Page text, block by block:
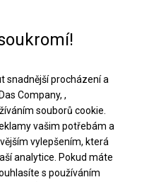
snadnější procházení a
Company, ,
souborů cookie.
vašim potřebám a
vylepšením, která
analytice. Pokud máte
s používáním